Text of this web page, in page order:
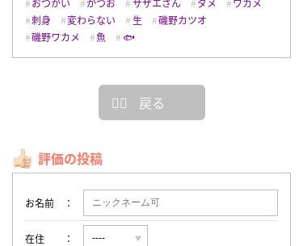
おつかい かつお サザエさん ダメ
ワカメ
刺身
変わらない 生
磯野カツオ
磯野ワカメ
魚 🐟
戻る
評価の投稿
お名前
在住